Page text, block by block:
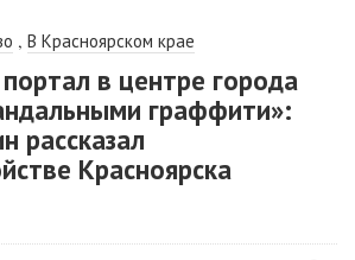
, В Красноярском крае
в центре города
граффити»:
рассказал
Красноярска